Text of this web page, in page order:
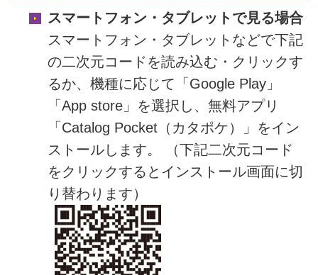
スマートフォン・タブレットで見る場合
スマートフォン・タブレットなどで下記
の二次元コードを読み込む・クリックす
るか、機種に応じて「Google Play」
「App store」を選択し、無料アプリ
「Catalog Pocket（カタポケ）」をイン
ストールします。 （下記二次元コード
をクリックするとインストール画面に切
り替わります）